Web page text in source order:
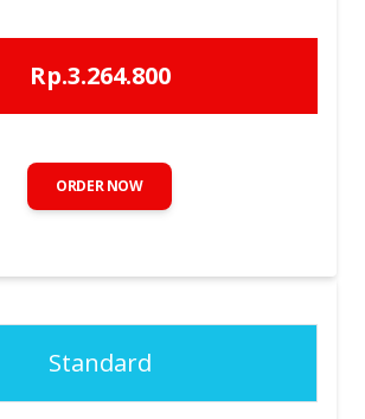
Rp.3.264.800
ORDER NOW
Standard